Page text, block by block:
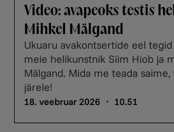
Video: avapeoks testis
Mihkel Mälgand
Ukuaru avakontsertide eel
meie helikunstnik Siim Hiob ja
Mälgand. Mida me teada
järele!
18. veebruar 2026 ・ 10.51